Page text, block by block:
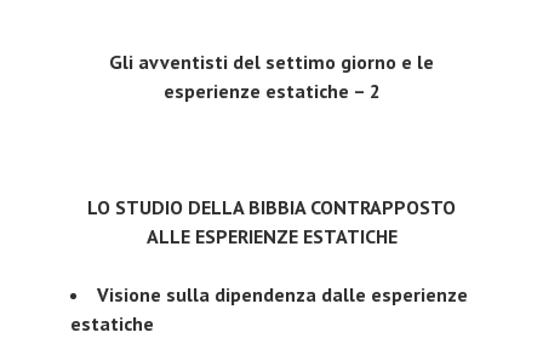
Gli avventisti del settimo giorno e le
esperienze estatiche – 2
LO STUDIO DELLA BIBBIA CONTRAPPOSTO
ALLE ESPERIENZE ESTATICHE
Visione sulla dipendenza dalle esperienze
estatiche